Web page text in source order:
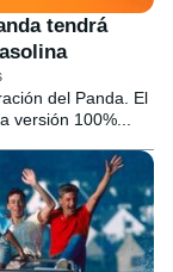
tendrá
del Panda. El
versión 100%...